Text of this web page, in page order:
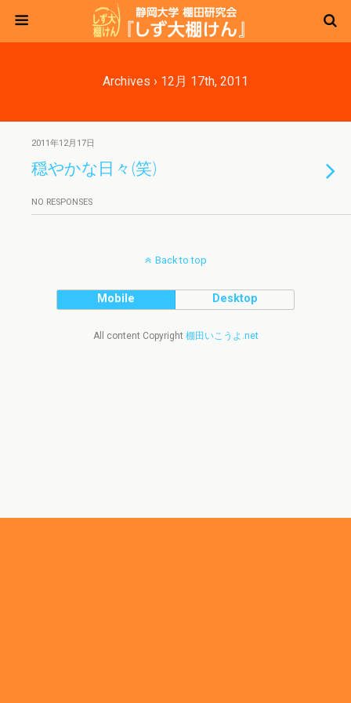
Archives › 12月 17th, 2011
2011年12月17日
穏やかな日々(笑)
NO RESPONSES
Back to top
Mobile Desktop
All content Copyright 棚田いこうよ.net